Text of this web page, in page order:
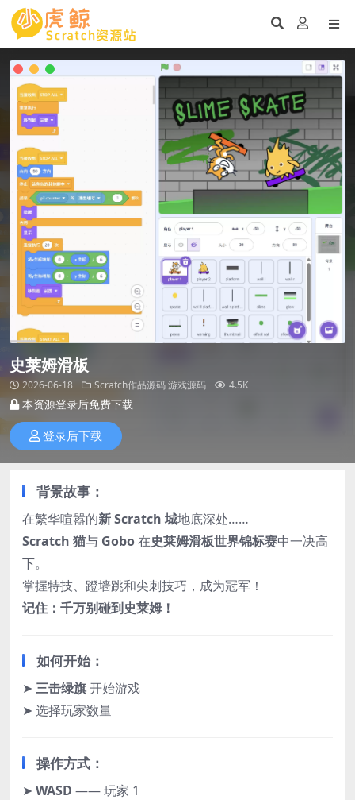
史莱姆滑板
2026-06-18 Scratch作品源码游戏源码 4.5K
本资源登录后免费下载
登录后下载
背景故事：
在繁华喧嚣的新 Scratch 城地底深处……
Scratch 猫与 Gobo在史莱姆滑板世界锦标赛中一决高
下。
掌握特技、蹬墙跳和尖刺技巧，成为冠军！
记住：千万别碰到史莱姆！
如何开始：
➤ 三击绿旗开始游戏
➤ 选择玩家数量
操作方式：
➤ WASD —— 玩家 1